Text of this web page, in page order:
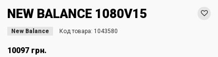
NEW BALANCE 1080V15
New Balance Код товара: 1043580
10097 грн.